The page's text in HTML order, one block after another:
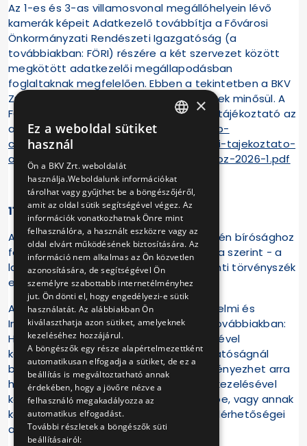
Az 1-es és 3-as villamosvonal megállóhelyein lévő
kamerák képeit Adatkezelő továbbítja a Fővárosi
Önkormányzati Rendészeti Igazgatóság (a
továbbiakban: FÖRI) részére a két szervezet között
megkötött adatkezelői megállapodásban
foglaltaknak megfelelően. Ebben a tekintetben a BKV
Zrt. mellett a FÖRI is önálló adatkezelőnek minősül. A
FÖRI által végzett adatkezelésről szóló tájékoztató az
alábbi linken érhető el:https://fori.hu/wp-
content/uploads/2026/04/Adatkezelesi-tajekoztato-
a-FORI-kozteruleti-terfigyelo-kameraihoz-2026-1.pdf
11. Jogorvoslat:
Az érintett a jogainak megsértése esetén bírósághoz
fordulhat. A pert az érintett - választása szerint - a
lakóhelye vagy tartózkodási helye szerinti törvényszék
előtt is megindíthatja.
Az érintett jogosult a Nemzeti Adatvédelmi és
Információszabadság Hatósághoz (a továbbiakban:
Hatóság) személyes adatainak kezelésével
kapcsolatosan panaszt benyújtani. A Hatóságnál
bejelentéssel bárki vizsgálatot kezdeményezhet arra
hivatkozással, hogy személyes adatok kezelésével
kapcsolatban jogsérelem következett be, vagy annak
közvetlen veszélye fennáll. A Hatóság elérhetőségei
az alábbiak:
×
Ez a weboldal sütiket
használ
Ön a BKV Zrt. weboldalát
használja.Weboldalunk információkat
tárolhat vagy gyűjthet be a böngészőjéről,
amit az oldal sütik segítségével végez. Az
információk vonatkozhatnak Önre mint
felhasználóra, a használt eszközre vagy az
oldal elvárt működésének biztosítására. Az
információ nem alkalmas az Ön közvetlen
azonosítására, de segítségével Ön
személyre szabottabb internetélményhez
jut. Ön dönti el, hogy engedélyezi-e sütik
használatát. Az alábbiakban Ön
kiválaszthatja azon sütiket, amelyeknek
kezeléséhez hozzájárul.
A böngészők egy része alapértelmezettként
automatikusan elfogadja a sütiket, de ez a
beállítás is megváltoztatható annak
érdekében, hogy a jövőre nézve a
felhasználó megakadályozza az
automatikus elfogadást.
További részletek a böngészők süti
beállításairól: